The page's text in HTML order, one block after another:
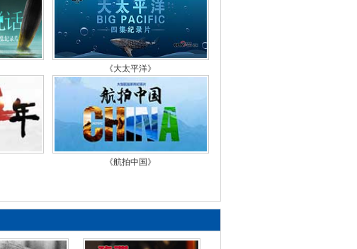
《百战经典》 20150627 二战
秘档·日本最后的秘密武器
《百战经典》 20150620 二战
秘档·传奇飞虎队
《百战经典》 20150613 二战
秘档·纳粹敛财实录
《百战经典》 20150606 二战
秘档·隆美尔之死
《大太平洋》
《航拍中国》